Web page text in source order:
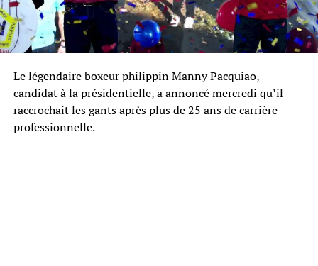
Le légendaire boxeur philippin Manny Pacquiao,
candidat à la présidentielle, a annoncé mercredi qu’il
raccrochait les gants après plus de 25 ans de carrière
professionnelle.